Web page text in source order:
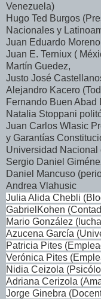
Venezuela)
Hugo Ted Burgos
Nacionales y
Juan Eduardo
Juan E. Terniux (
Martín Guedez,
Justo José
Alejandro Kacero
Fernando Buen Abad
Natalia Stoppani
Juan Carlos Wlasic
y Garantías
Universidad Nacional
Sergio Daniel
Daniel Mancuso
Andrea Vlahusic
Julia Alida Chebli
GabrielKohen
Mario González
Azucena García
Patricia Pites
Verónica Pites
Nidia Ceizola
Adriana Cerizola
Jorge Ginebra